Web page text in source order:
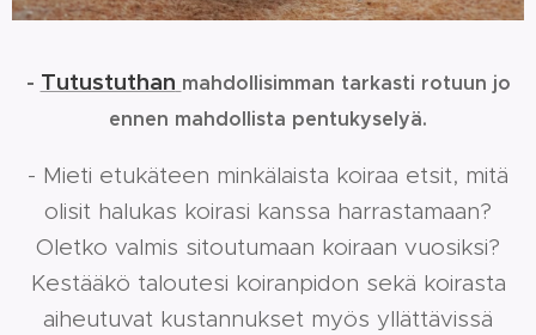
- Tutustuthan mahdollisimman tarkasti rotuun jo
ennen mahdollista pentukyselyä.
- Mieti etukäteen minkälaista koiraa etsit, mitä
olisit halukas koirasi kanssa harrastamaan?
Oletko valmis sitoutumaan koiraan vuosiksi?
Kestääkö taloutesi koiranpidon sekä koirasta
aiheutuvat kustannukset myös yllättävissä